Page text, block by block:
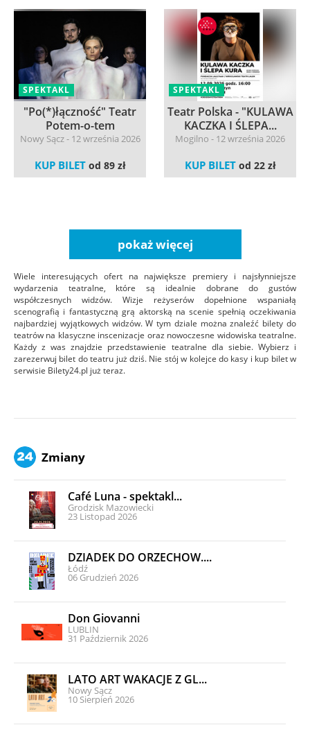
SPEKTAKL
"Po(*)łączność" Teatr
Potem-o-tem
Nowy Sącz - 12 września 2026
KUP BILET od 89 zł
SPEKTAKL
Teatr Polska - "KULAWA
KACZKA I ŚLEPA...
Mogilno - 12 września 2026
KUP BILET od 22 zł
pokaż więcej
Wiele interesujących ofert na największe premiery i najsłynniejsze
wydarzenia teatralne, które są idealnie dobrane do gustów
współczesnych widzów. Wizje reżyserów dopełnione wspaniałą
scenografią i fantastyczną grą aktorską na scenie spełnią oczekiwania
najbardziej wyjątkowych widzów. W tym dziale można znaleźć bilety do
teatrów na klasyczne inscenizacje oraz nowoczesne widowiska teatralne.
Każdy z was znajdzie przedstawienie teatralne dla siebie. Wybierz i
zarezerwuj bilet do teatru już dziś. Nie stój w kolejce do kasy i kup bilet w
serwisie Bilety24.pl już teraz.
Zmiany
Café Luna - spektakl...
Grodzisk Mazowiecki
23 Listopad 2026
DZIADEK DO ORZECHÓW....
Łódź
06 Grudzień 2026
Don Giovanni
LUBLIN
31 Październik 2026
LATO ART WAKACJE Z GL...
Nowy Sącz
10 Sierpień 2026